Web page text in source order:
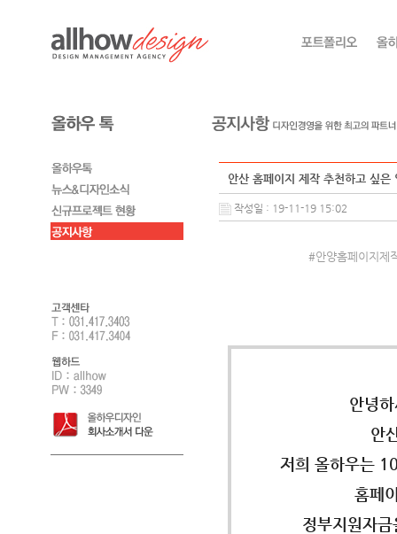
안산 홈페이지 제작 추천하고 싶은
작성일 : 19-11-19 15:02
#안양홈페이지제
안녕
안
저희 올하우는
홈페
정부지원자